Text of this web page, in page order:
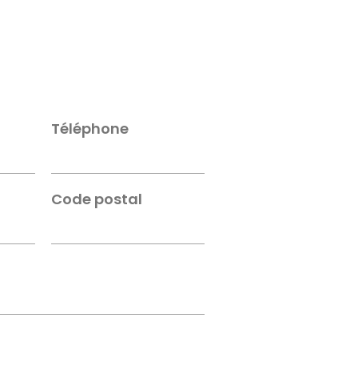
Téléphone
Code postal